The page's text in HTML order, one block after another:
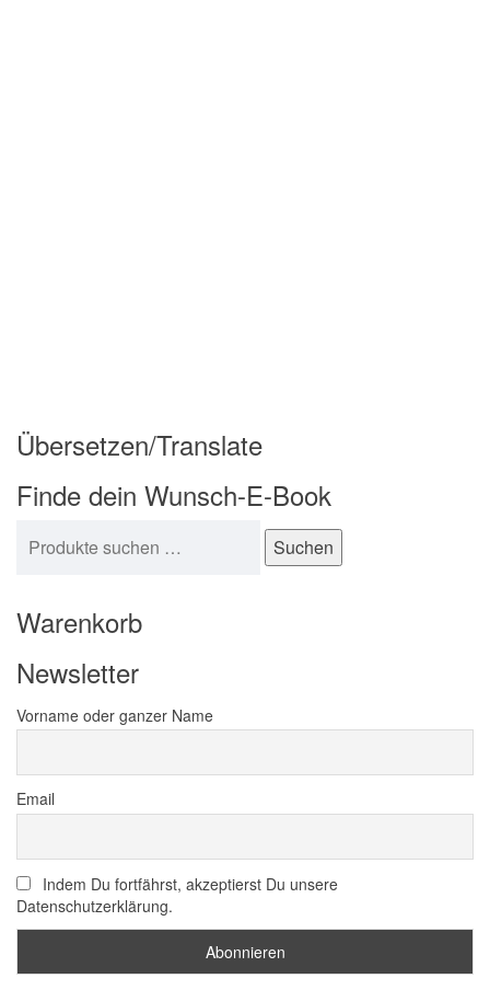
Übersetzen/Translate
Finde dein Wunsch-E-Book
Suchen
Warenkorb
Newsletter
Vorname oder ganzer Name
Email
Indem Du fortfährst, akzeptierst Du unsere
Datenschutzerklärung.